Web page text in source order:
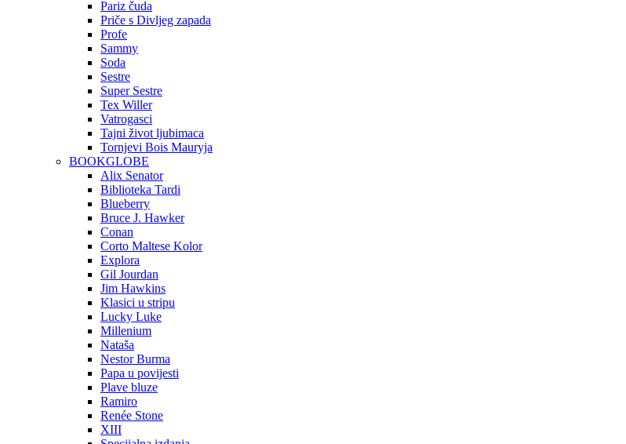
Pariz čuda
Priče s Divljeg zapada
Profe
Sammy
Soda
Sestre
Super Sestre
Tex Willer
Vatrogasci
Tajni život ljubimaca
Tornjevi Bois Mauryja
BOOKGLOBE
Alix Senator
Biblioteka Tardi
Blueberry
Bruce J. Hawker
Conan
Corto Maltese Kolor
Explora
Gil Jourdan
Jim Hawkins
Klasici u stripu
Lucky Luke
Millenium
Nataša
Nestor Burma
Papa u povijesti
Plave bluze
Ramiro
Renée Stone
XIII